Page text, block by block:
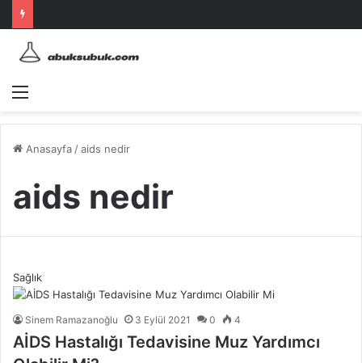
Menü
Anasayfa /aids nedir
aids nedir
Sağlık
Sinem Ramazanoğlu 3 Eylül 2021 0 4
AİDS Hastalığı Tedavisine Muz Yardımcı